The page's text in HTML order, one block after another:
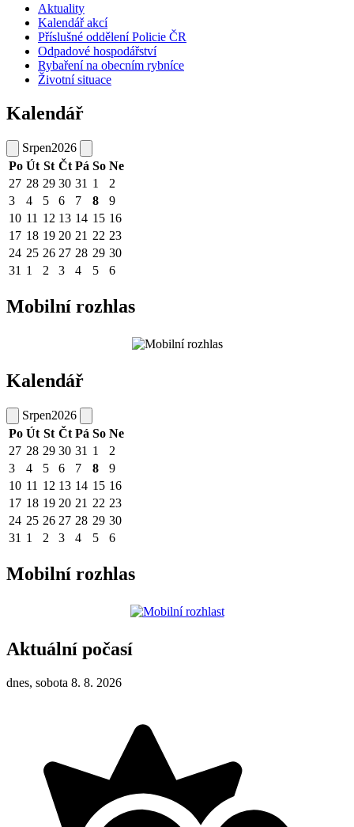
Aktuality
Kalendář akcí
Příslušné oddělení Policie ČR
Odpadové hospodářství
Rybaření na obecním rybníce
Životní situace
Kalendář
Srpen2026
Po Út St Čt Pá So Ne
27 28 29 30 31 1
2
3
4 5 6 7 8
9
10 11 12 13 14 15 16
17 18 19 20 21 22 23
24 25 26 27 28 29 30
31 1 2 3 4 5 6
Mobilní rozhlas
Kalendář
Srpen2026
Po Út St Čt Pá So Ne
27 28 29 30 31 1
2
3
4 5 6 7 8
9
10 11 12 13 14 15 16
17 18 19 20 21 22 23
24 25 26 27 28 29 30
31 1 2 3 4 5 6
Mobilní rozhlas
Aktuální počasí
dnes, sobota 8. 8. 2026